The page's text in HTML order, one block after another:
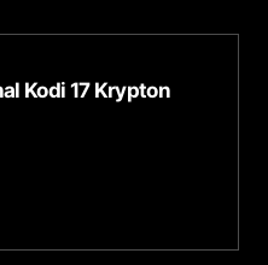
Kodi 17 Krypton